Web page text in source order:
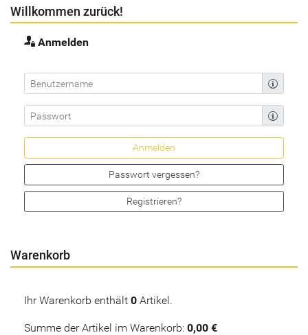
Willkommen zurück!
Anmelden
Passwort vergessen?
Registrieren?
Warenkorb
Ihr Warenkorb enthält 0 Artikel.
Summe der Artikel im Warenkorb: 0,00 €